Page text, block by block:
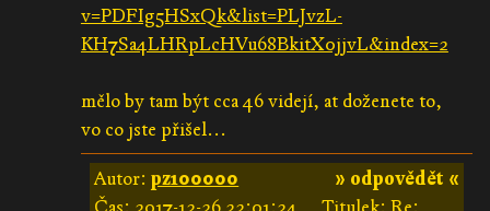
v=PDFIg5HSxQk&list=PLJvzL-
KH7Sa4LHRpLcHVu68BkitX0jjvL&index=2
mělo by tam být cca 46 videjí, at doženete to,
vo co jste přišel...
» odpovědět «
Autor:pz100000